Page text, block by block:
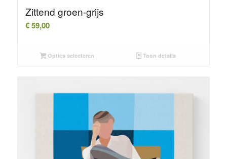
Zittend groen-grijs
€59,00
Opties selecteren Toon details